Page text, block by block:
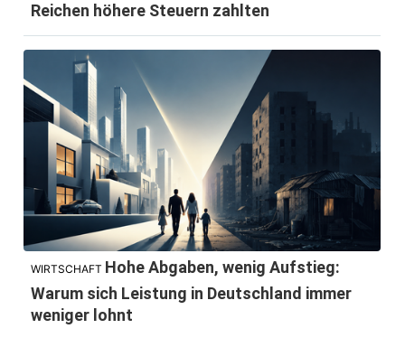
Reichen höhere Steuern zahlten
WIRTSCHAFT Hohe Abgaben, wenig Aufstieg:
Warum sich Leistung in Deutschland immer
weniger lohnt